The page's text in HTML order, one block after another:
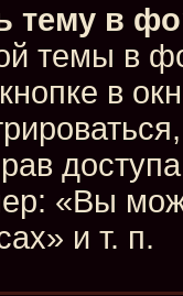
тему в
темы в
в
«Вы
и т. п.